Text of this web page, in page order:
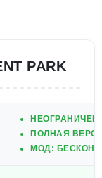
PARK
ПОЛНАЯ
МОД: